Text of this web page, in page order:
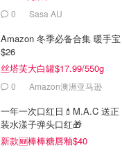
0 Sasa AU
Amazon 冬季必备合集 暖手宝
$26
丝塔芙大白罐$17.99/550g
0 Amazon澳洲亚马逊
一年一次口红日💄M.A.C 送正
装水漾子弹头口红🎁
新款🆕棒棒糖唇釉$40